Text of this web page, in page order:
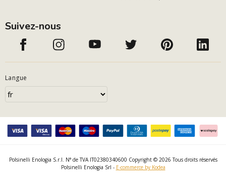
Suivez-nous
Langue
Polsinelli Enologia S.r.l. N° de TVA IT02380340600 Copyright © 2026 Tous droits réservés
Polsinelli Enologia Srl - E-commerce by Kodea